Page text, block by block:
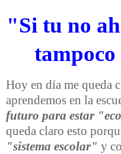
"Si tu no
Hoy en día me queda
aprendemos en la
futuro para estar
queda claro esto
"sistema escolar" y